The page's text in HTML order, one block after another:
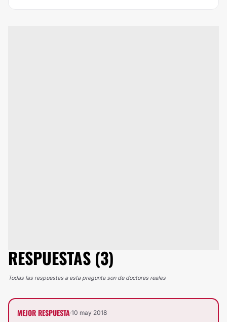
RESPUESTAS (3)
Todas las respuestas a esta pregunta son de doctores reales
MEJOR RESPUESTA·10 may 2018